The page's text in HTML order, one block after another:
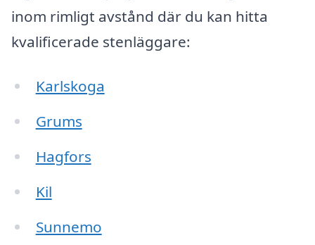
inom rimligt avstånd där du kan hitta
kvalificerade stenläggare:
Karlskoga
Grums
Hagfors
Kil
Sunnemo